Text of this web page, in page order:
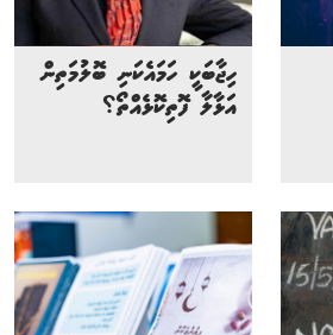
ހިޖާބަކީ ހަމައެކަނި ބޮލުމަތިން
އަޅާލާ ފޮތިކޮޅެއްތޯ؟